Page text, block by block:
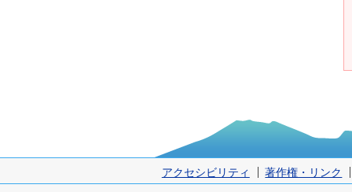
アクセシビリティ 著作権・リンク